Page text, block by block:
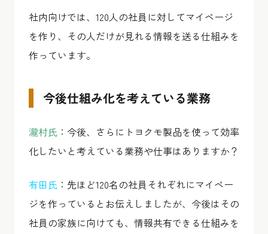
社内向けでは、120人の社員に対してマイページ
を作り、その人だけが見れる情報を送る仕組みを
作っています。
今後仕組み化を考えている業務
瀧村氏 ：今後、さらにトヨクモ製品を使って効率
化したいと考えている業務や仕事はありますか？
有田氏 ：先ほど120名の社員それぞれにマイペー
ジを作っているとお伝えしましたが、今後はその
社員の家族に向けても、情報共有できる仕組みを